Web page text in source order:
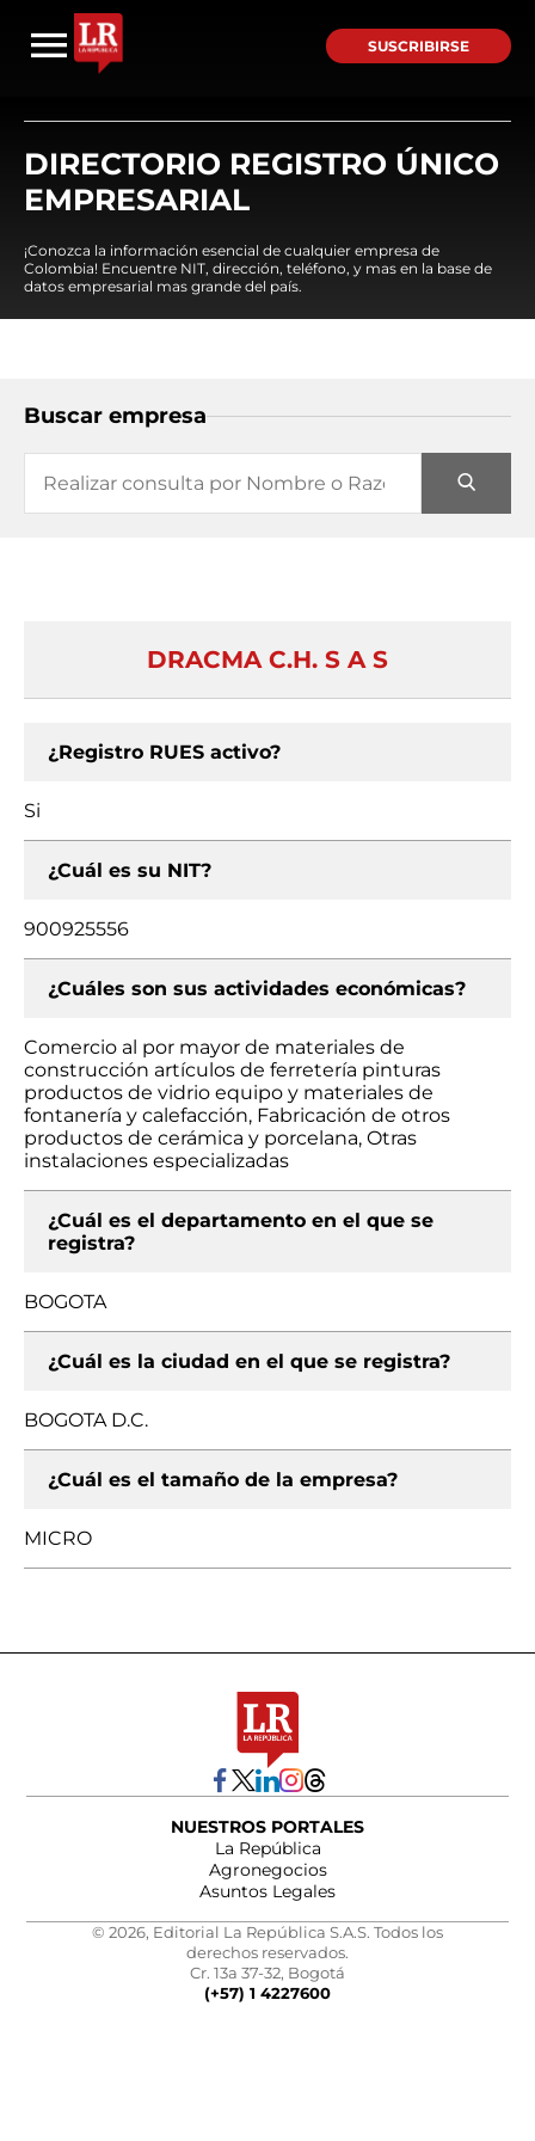
SUSCRIBIRSE
DIRECTORIO REGISTRO ÚNICO
EMPRESARIAL
¡Conozca la información esencial de cualquier empresa de
Colombia! Encuentre NIT, dirección, teléfono, y mas en la base de
datos empresarial mas grande del país.
Buscar empresa
DRACMA C.H. S A S
¿Registro RUES activo?
Si
¿Cuál es su NIT?
900925556
¿Cuáles son sus actividades económicas?
Comercio al por mayor de materiales de
construcción artículos de ferretería pinturas
productos de vidrio equipo y materiales de
fontanería y calefacción, Fabricación de otros
productos de cerámica y porcelana, Otras
instalaciones especializadas
¿Cuál es el departamento en el que se
registra?
BOGOTA
¿Cuál es la ciudad en el que se registra?
BOGOTA D.C.
¿Cuál es el tamaño de la empresa?
MICRO
NUESTROS PORTALES
La República
Agronegocios
Asuntos Legales
© 2026, Editorial La República S.A.S. Todos los
derechos reservados.
Cr. 13a 37-32, Bogotá
(+57) 1 4227600